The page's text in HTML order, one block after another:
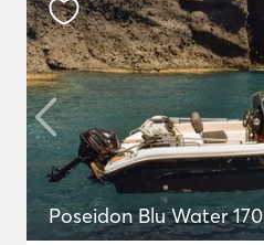
Poseidon Blu Water 170